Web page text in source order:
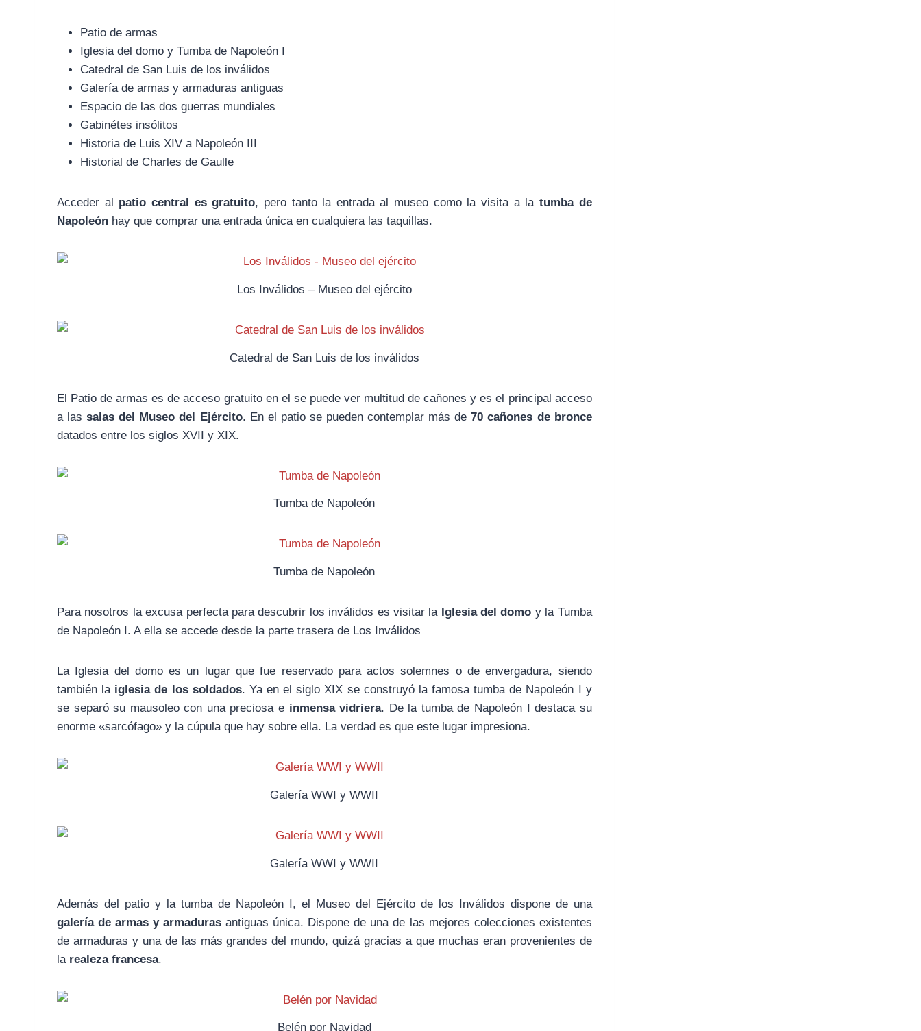
Patio de armas
Iglesia del domo y Tumba de Napoleón I
Catedral de San Luis de los inválidos
Galería de armas y armaduras antiguas
Espacio de las dos guerras mundiales
Gabinétes insólitos
Historia de Luis XIV a Napoleón III
Historial de Charles de Gaulle
Acceder al patio central es gratuito, pero tanto la entrada al museo como la visita a latumba de
Napoleón hay que comprar una entrada única en cualquiera las taquillas.
Los Inválidos – Museo del ejército
Catedral de San Luis de los inválidos
El Patio de armas es de acceso gratuito en el se puede ver multitud de cañones y es el principal acceso
a lassalas del Museo del Ejército. En el patio se pueden contemplar más de70 cañones de bronce
datados entre los siglos XVII y XIX.
Tumba de Napoleón
Tumba de Napoleón
Para nosotros la excusa perfecta para descubrir los inválidos es visitar la Iglesia del domo y la Tumba
de Napoleón I. A ella se accede desde la parte trasera de Los Inválidos
La Iglesia del domo es un lugar que fue reservado para actos solemnes o de envergadura, siendo
también la iglesia de los soldados. Ya en el siglo XIX se construyó la famosa tumba de Napoleón I y
se separó su mausoleo con una preciosa e inmensa vidriera. De la tumba de Napoleón I destaca su
enorme «sarcófago» y la cúpula que hay sobre ella. La verdad es que este lugar impresiona.
Galería WWI y WWII
Galería WWI y WWII
Además del patio y la tumba de Napoleón I, el Museo del Ejército de los Inválidos dispone de una
galería de armas y armaduras antiguas única. Dispone de una de las mejores colecciones existentes
de armaduras y una de las más grandes del mundo, quizá gracias a que muchas eran provenientes de
la realeza francesa.
Belén por Navidad